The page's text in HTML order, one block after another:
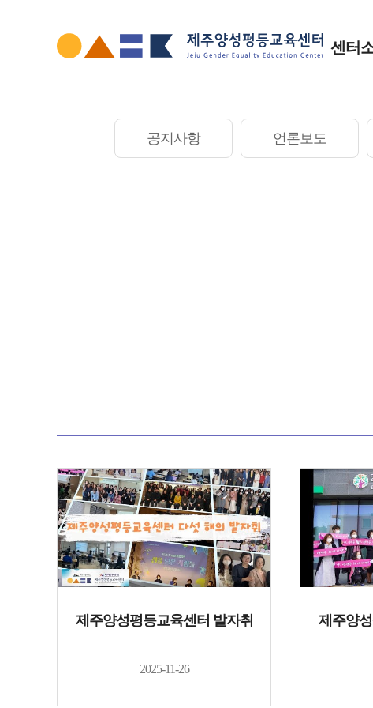
주메뉴 센터
공지사항 언론보도
제주양성평등교육센터 발자취
2025-11-26
제주양